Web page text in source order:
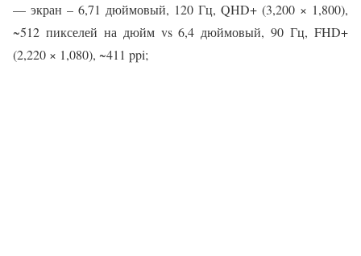
— экран – 6,71 дюймовый, 120 Гц, QHD+ (3,200 × 1,800),
~512 пикселей на дюйм vs 6,4 дюймовый, 90 Гц, FHD+
(2,220 × 1,080), ~411 ppi;